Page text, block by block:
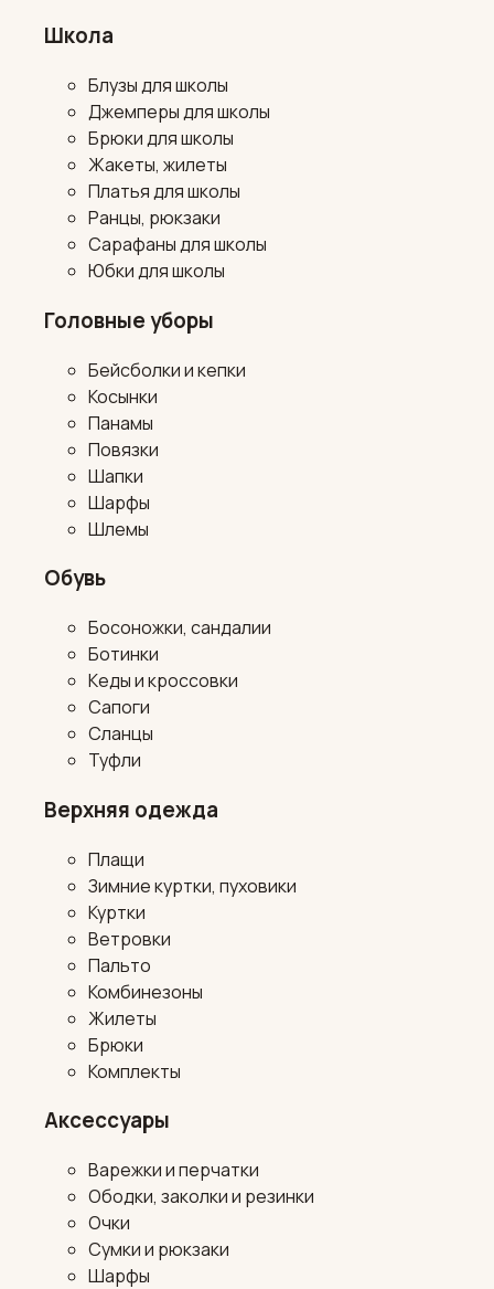
Школа
Блузы для школы
Джемперы для школы
Брюки для школы
Жакеты, жилеты
Платья для школы
Ранцы, рюкзаки
Сарафаны для школы
Юбки для школы
Головные уборы
Бейсболки и кепки
Косынки
Панамы
Повязки
Шапки
Шарфы
Шлемы
Обувь
Босоножки, сандалии
Ботинки
Кеды и кроссовки
Сапоги
Сланцы
Туфли
Верхняя одежда
Плащи
Зимние куртки, пуховики
Куртки
Ветровки
Пальто
Комбинезоны
Жилеты
Брюки
Комплекты
Аксессуары
Варежки и перчатки
Ободки, заколки и резинки
Очки
Сумки и рюкзаки
Шарфы